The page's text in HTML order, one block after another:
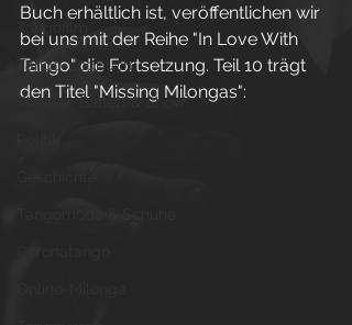
Tango-Logbuch
Theater, Ballett & Show
Buch erhältlich ist, veröffentlichen wir
bei uns mit der Reihe "In Love With
Tango" die Fortsetzung. Teil 10 trägt
den Titel "Missing Milongas":